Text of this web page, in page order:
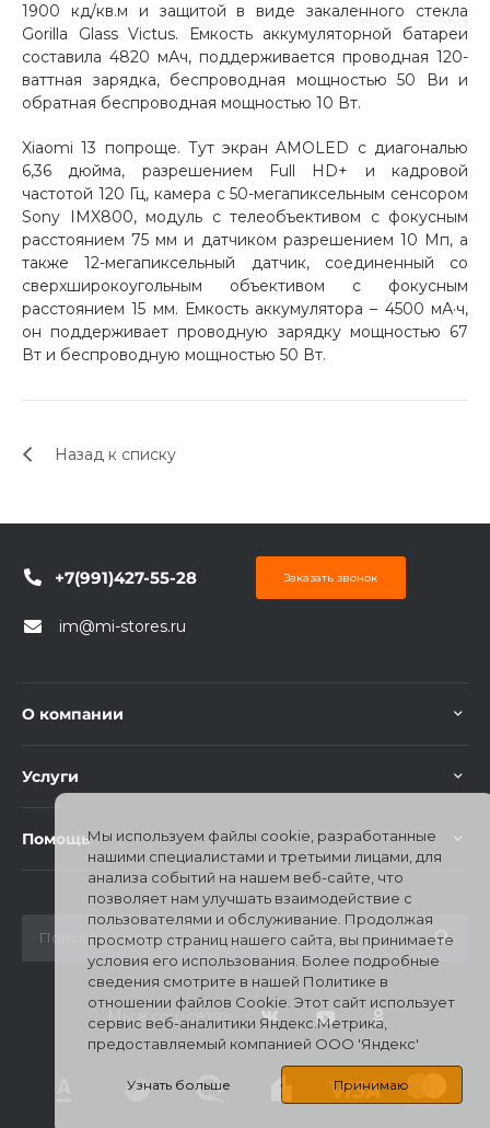
раз в 2 недели
1900 кд/кв.м и защитой в виде закаленного стекла
Gorilla Glass Victus. Емкость аккумуляторной батареи
составила 4820 мАч, поддерживается проводная 120-
ваттная зарядка, беспроводная мощностью 50 Ви и
обратная беспроводная мощностью 10 Вт.
Xiaomi 13 попроще. Тут экран AMOLED с диагональю
6,36 дюйма, разрешением Full HD+ и кадровой
частотой 120 Гц, камера с 50-мегапиксельным сенсором
Sony IMX800, модуль с телеобъективом с фокусным
расстоянием 75 мм и датчиком разрешением 10 Мп, а
также 12-мегапиксельный датчик, соединенный со
сверхширокоугольным объективом с фокусным
расстоянием 15 мм. Емкость аккумулятора – 4500 мА·ч,
он поддерживает проводную зарядку мощностью 67
Вт и беспроводную мощностью 50 Вт.
Назад к списку
+7(991)427-55-28 Заказать звонок
im@mi-stores.ru
О компании
Услуги
Помощь
Мы в соц. сетях
Мы используем файлы cookie, разработанные
нашими специалистами и третьими лицами, для
анализа событий на нашем веб-сайте, что
позволяет нам улучшать взаимодействие с
пользователями и обслуживание. Продолжая
просмотр страниц нашего сайта, вы принимаете
условия его использования. Более подробные
сведения смотрите в нашей Политике в
отношении файлов Cookie. Этот сайт использует
сервис веб-аналитики Яндекс.Метрика,
предоставляемый компанией ООО 'Яндекс'
Узнать больше Принимаю